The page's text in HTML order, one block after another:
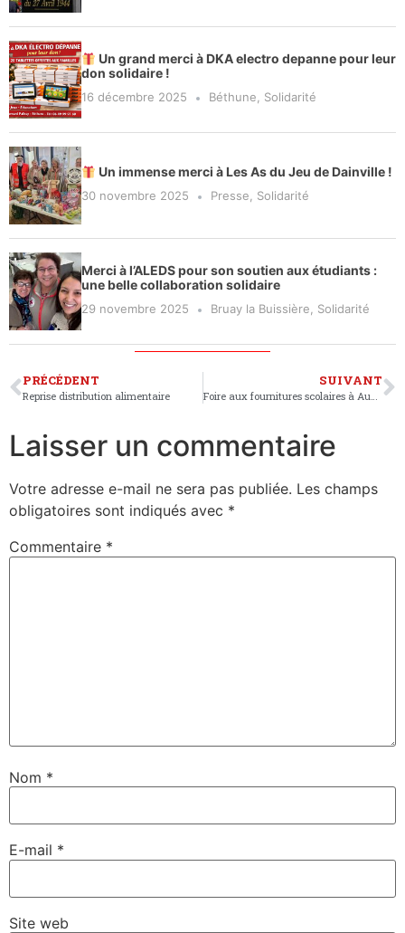
Un grand merci à DKA electro depanne pour leur
don solidaire !
16 décembre 2025 Béthune, Solidarité
Un immense merci à Les As du Jeu de Dainville !
30 novembre 2025 Presse, Solidarité
Merci à l’ALEDS pour son soutien aux étudiants :
une belle collaboration solidaire
29 novembre 2025 Bruay la Buissière, Solidarité
PRÉCÉDENT
Reprise distribution alimentaire
SUIVANT
Foire aux fournitures scolaires à Auchel
Laisser un commentaire
Votre adresse e-mail ne sera pas publiée. Les champs
obligatoires sont indiqués avec *
Commentaire *
Nom *
E-mail *
Site web